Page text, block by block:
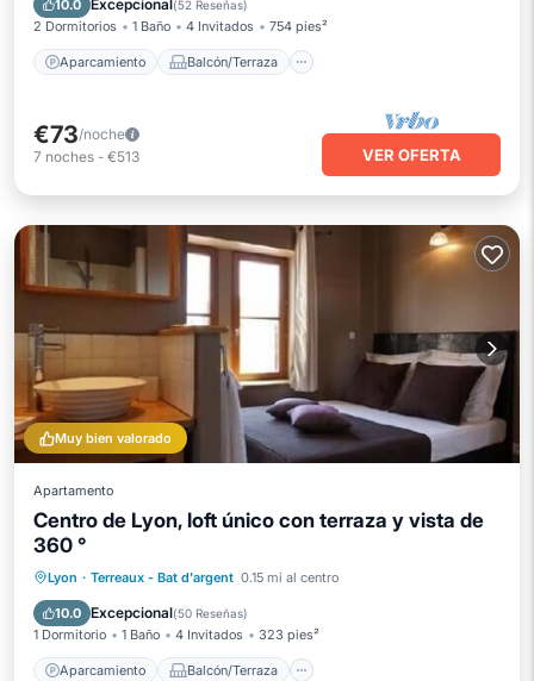
10.0 Excepcional(52 Reseñas)
2 Dormitorios 1 Baño 4 Invitados 754 pies²
Aparcamiento Balcón/Terraza
€73/noche
7 noches - €513 VER OFERTA
Muy bien valorado
Apartamento
Centro de Lyon, loft único con terraza y vista de
360 °
Lyon · Terreaux - Bat d'argent 0.15 mi al centro
10.0 Excepcional(50 Reseñas)
1 Dormitorio 1 Baño 4 Invitados 323 pies²
Aparcamiento Balcón/Terraza
Aparcamiento
Balcón/Terraza
Cocina
Aire acondicionado